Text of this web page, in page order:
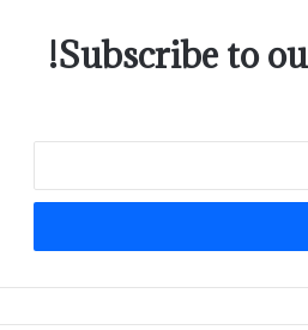
Subscribe to